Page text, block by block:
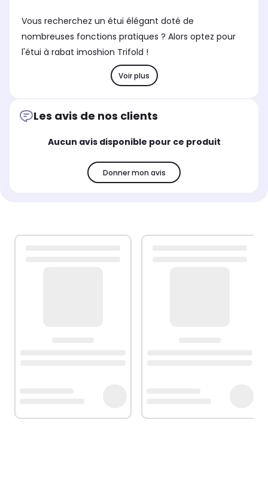
Vous recherchez un étui élégant doté de
nombreuses fonctions pratiques ? Alors optez pour
l'étui à rabat imoshion Trifold !
Voir plus
Les avis de nos clients
Aucun avis disponible pour ce produit
Donner mon avis